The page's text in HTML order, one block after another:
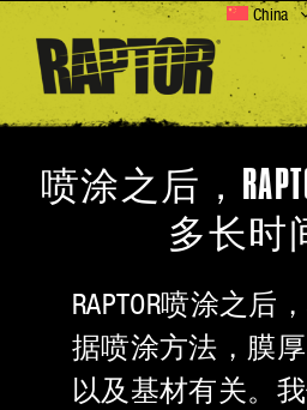
content
China
喷涂之后，
多长时
RAPTOR喷涂之后
据喷涂方法，膜
以及基材有关。我